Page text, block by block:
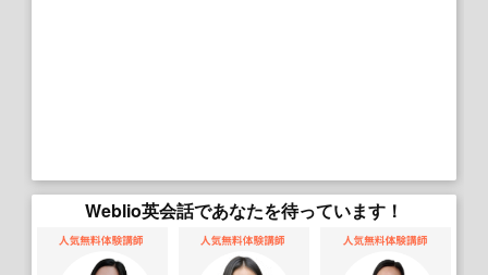
Weblio英会話であなたを待っています！